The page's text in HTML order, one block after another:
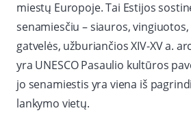
miestų Europoje. Tai Estijos
senamiesčiu – siauros,
gatvelės, užburiančios XIV-XV a.
yra UNESCO Pasaulio kultūros
jo senamiestis yra viena iš
lankymo vietų.